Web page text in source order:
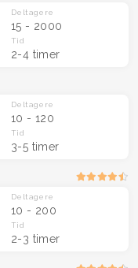
Deltagere
15 - 2000
Tid
2-4 timer
Deltagere
10 - 120
Tid
3-5 timer
Deltagere
10 - 200
Tid
2-3 timer